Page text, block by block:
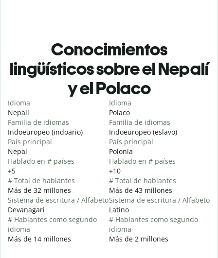
Conocimientos
lingüísticos sobre el Nepalí
y el Polaco
Idioma
Nepalí
Familia de idiomas
Indoeuropeo (indoario)
País principal
Nepal
Hablado en # países
+5
# Total de hablantes
Más de 32 millones
Sistema de escritura / Alfabeto
Devanagari
# Hablantes como segundo
idioma
Más de 14 millones
Idioma
Polaco
Familia de idiomas
Indoeuropeo (eslavo)
País principal
Polonia
Hablado en # países
+10
# Total de hablantes
Más de 43 millones
Sistema de escritura / Alfabeto
Latino
# Hablantes como segundo
idioma
Más de 2 millones